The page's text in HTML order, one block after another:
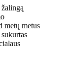
metų metus